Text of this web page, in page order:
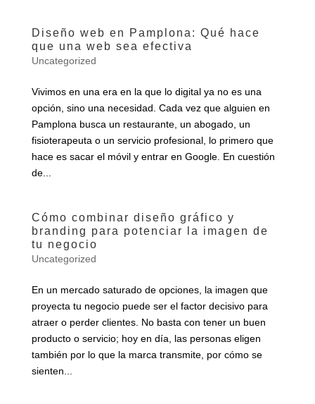
Diseño web en Pamplona: Qué hace
que una web sea efectiva
Uncategorized
Vivimos en una era en la que lo digital ya no es una
opción, sino una necesidad. Cada vez que alguien en
Pamplona busca un restaurante, un abogado, un
fisioterapeuta o un servicio profesional, lo primero que
hace es sacar el móvil y entrar en Google. En cuestión
de...
Cómo combinar diseño gráfico y
branding para potenciar la imagen de
tu negocio
Uncategorized
En un mercado saturado de opciones, la imagen que
proyecta tu negocio puede ser el factor decisivo para
atraer o perder clientes. No basta con tener un buen
producto o servicio; hoy en día, las personas eligen
también por lo que la marca transmite, por cómo se
sienten...